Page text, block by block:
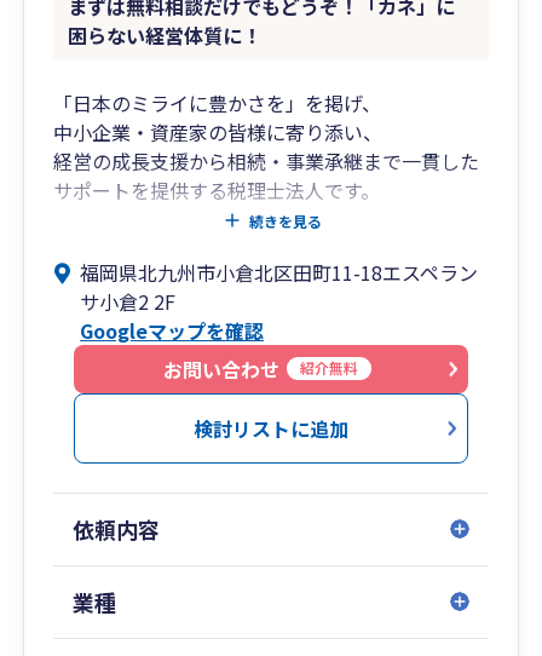
困らない経営体質に！
「日本のミライに豊かさを」を掲げ、
中小企業・資産家の皆様に寄り添い、
経営の成長支援から相続・事業承継まで一貫した
サポートを提供する税理士法人です。
創業期から成長期、成熟期から承継期に至るま
各フェーズに応じた税務・財務の最適解をご提
案。
クラウド会計の導入支援から月次経営管理まで、
わかりやすくご支援いたします。
■私たちが選ばれる理由
企業のライフサイクルに応じて必要となる税
務・財務体制は変化します。
私たちは各段階で求められる支援を見極め、柔
続きを見る
福岡県北九州市小倉北区田町11-18エスペラン
サ小倉2 2F
Googleマップを確認
お問い合わせ
紹介無料
検討リストに追加
依頼内容
業種